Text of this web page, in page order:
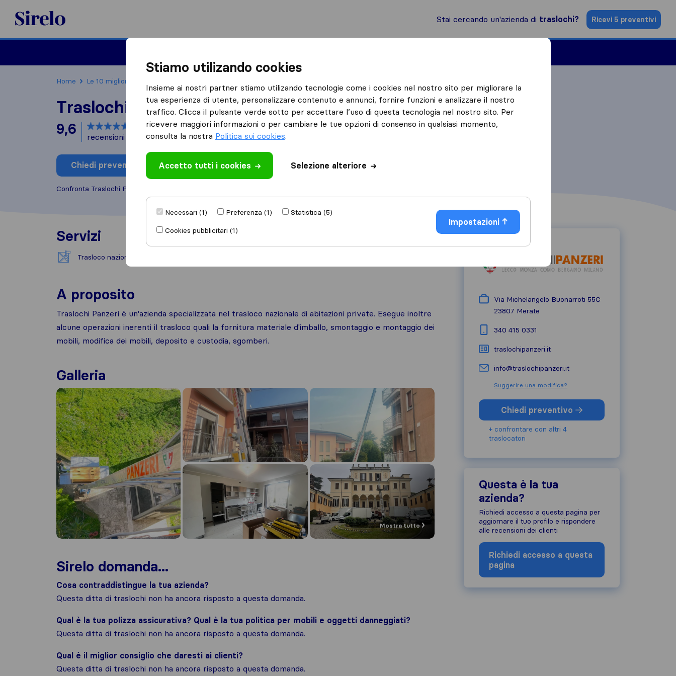
Sirelo.it
Stai cercando un'azienda di traslochi? Ricevi 5 preventivi
Home Le 10 migliori aziende di traslochi in Italia
Traslochi Panzeri
9,6 basato su121
recensioni di Sirelo e Google
i
Chiedi preventivo Scrivi una recensione
Confronta Traslochi Panzeri con altre
Servizi
Trasloco nazionale
A proposito
Traslochi Panzeri è un'azienda specializzata nel trasloco nazionale di abitazioni private. Esegue inoltre
alcune operazioni inerenti il trasloco quali la fornitura materiale d'imballo, smontaggio e montaggio dei
mobili, modifica dei mobili, deposito e custodia, sgomberi.
Galleria
Mostra tutto
Sirelo domanda...
Cosa contraddistingue la tua azienda?
Questa ditta di traslochi non ha ancora risposto a questa domanda.
Qual è la tua polizza assicurativa? Qual è la tua politica per mobili e oggetti danneggiati?
Questa ditta di traslochi non ha ancora risposto a questa domanda.
Qual è il miglior consiglio che daresti ai clienti?
Questa ditta di traslochi non ha ancora risposto a questa domanda.
Via Michelangelo Buonarroti 55C
23807 Merate
340 415 0331
traslochipanzeri.it
info@traslochipanzeri.it
Suggerire una modifica?
Chiedi preventivo
+ confrontare con altri 4
traslocatori
Questa è la tua
azienda?
Richiedi accesso a questa pagina per
aggiornare il tuo profilo e rispondere
alle recensioni dei clienti
Richiedi accesso a questa
pagina
Stiamo utilizando cookies
Insieme ai nostri partner stiamo utilizando tecnologie come i cookies nel nostro sito per migliorare la
tua esperienza di utente, personalizzare contenuto e annunci, fornire funzioni e analizzare il nostro
traffico. Clicca il pulsante verde sotto per accettare l’uso di questa tecnologia nel nostro sito. Per
ricevere maggiori informazioni o per cambiare le tue opzioni di consenso in qualsiasi momento,
consulta la nostra Politica sui cookies.
Accetto tutti i cookies Selezione alteriore
Necessari (1) Preferenza (1)
Statistica (5)
Cookies pubblicitari (1)
Impostazioni